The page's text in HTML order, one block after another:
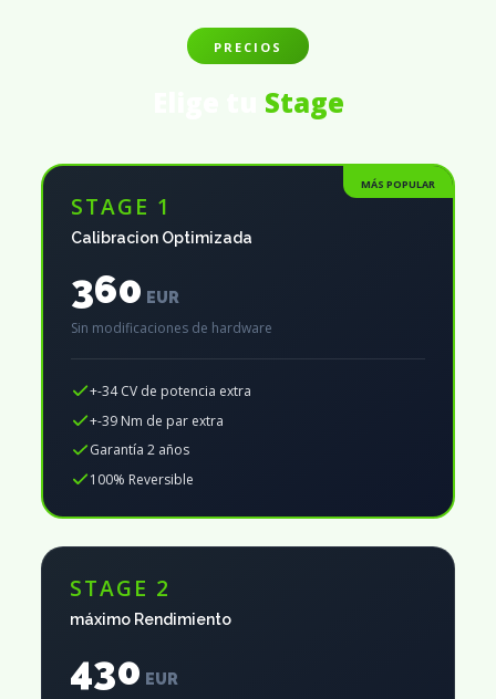
PRECIOS
Stage
MÁS POPULAR
STAGE 1
Calibracion Optimizada
360 EUR
Sin modificaciones de hardware
+-34 CV de potencia extra
+-39 Nm de par extra
Garantía 2 años
100% Reversible
STAGE 2
máximo Rendimiento
430 EUR